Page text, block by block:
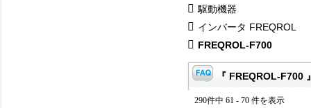
駆動機器
インバータ FREQROL
FREQROL-F700
『 FREQROL-F700
290件中 61 - 70 件を表示